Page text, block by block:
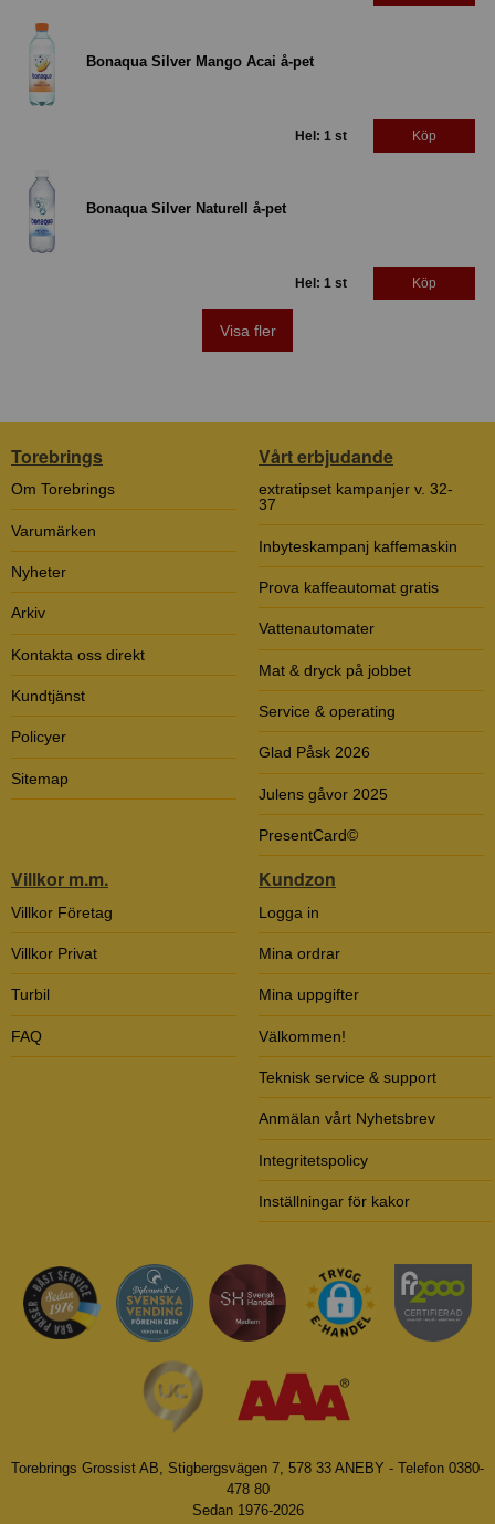
Bonaqua Silver Mango Acai å-pet
Hel: 1 st Köp
Bonaqua Silver Naturell å-pet
Hel: 1 st Köp
Visa fler
Torebrings
Om Torebrings
Varumärken
Nyheter
Arkiv
Kontakta oss direkt
Kundtjänst
Policyer
Sitemap
Vårt erbjudande
extratipset kampanjer v. 32-
37
Inbyteskampanj kaffemaskin
Prova kaffeautomat gratis
Vattenautomater
Mat & dryck på jobbet
Service & operating
Glad Påsk 2026
Julens gåvor 2025
PresentCard©
Villkor m.m.
Villkor Företag
Villkor Privat
Turbil
FAQ
Kundzon
Logga in
Mina ordrar
Mina uppgifter
Välkommen!
Teknisk service & support
Anmälan vårt Nyhetsbrev
Integritetspolicy
Inställningar för kakor
Torebrings Grossist AB, Stigbergsvägen 7, 578 33 ANEBY - Telefon 0380-
478 80
Sedan 1976-2026